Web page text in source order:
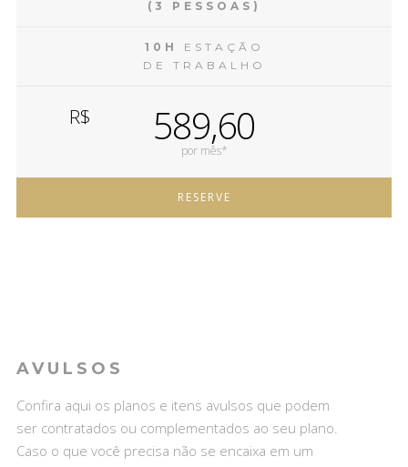
(3 PESSOAS)
10H
ESTAÇÃO
DE TRABALHO
R$ 589,60
por mês*
RESERVE
AVULSOS
Confira aqui os planos e itens avulsos que podem
ser contratados ou complementados ao seu plano.
Caso o que você precisa não se encaixa em um